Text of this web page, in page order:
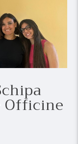
Officine